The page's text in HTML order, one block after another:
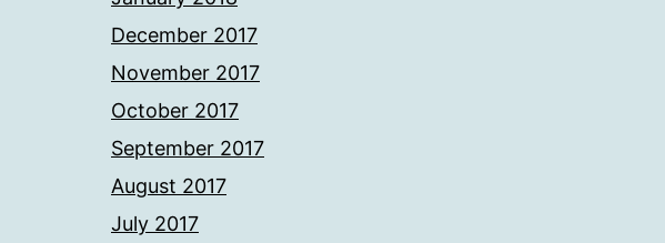
December 2017
November 2017
October 2017
September 2017
August 2017
July 2017